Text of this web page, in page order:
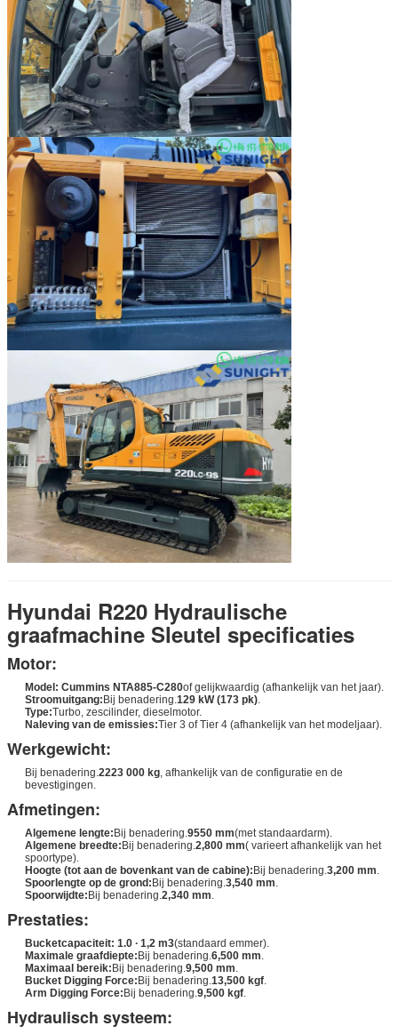
Hyundai R220 Hydraulische
graafmachine Sleutel specificaties
Motor:
Model: Cummins NTA885-C280of gelijkwaardig (afhankelijk van het jaar).
Stroomuitgang: Bij benadering.129 kW (173 pk).
Type:Turbo, zescilinder, dieselmotor.
Naleving van de emissies:Tier 3 of Tier 4 (afhankelijk van het modeljaar).
Werkgewicht:
Bij benadering.2223 000 kg, afhankelijk van de configuratie en de
bevestigingen.
Afmetingen:
Algemene lengte: Bij benadering.9550 mm(met standaardarm).
Algemene breedte: Bij benadering.2,800 mm( varieert afhankelijk van het
spoortype).
Hoogte (tot aan de bovenkant van de cabine): Bij benadering.3,200 mm.
Spoorlengte op de grond: Bij benadering.3,540 mm.
Spoorwijdte: Bij benadering.2,340 mm.
Prestaties:
Bucketcapaciteit: 1.0 ∙ 1,2 m3(standaard emmer).
Maximale graafdiepte: Bij benadering.6,500 mm.
Maximaal bereik: Bij benadering.9,500 mm.
Bucket Digging Force: Bij benadering.13,500 kgf.
Arm Digging Force: Bij benadering.9,500 kgf.
Hydraulisch systeem: